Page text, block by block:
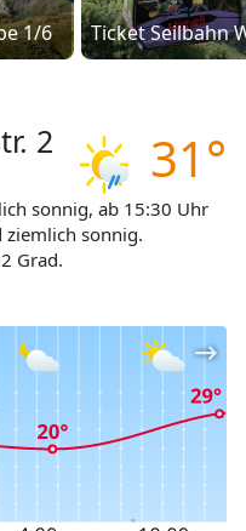
Ausflugsziele
Kloster, der Titlisund
Luzernist mit dem
erreichbar.
du in der
Dallenwil lockt
Angeboten.
1/6
31°
2
sonnig, ab 15:30 Uhr
ziemlich sonnig.
Grad.